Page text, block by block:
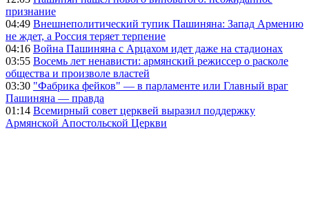
признание
04:49 Внешнеполитический тупик Пашиняна: Запад Армению
не ждет, а Россия теряет терпение
04:16 Война Пашиняна с Арцахом идет даже на стадионах
03:55 Восемь лет ненависти: армянский режиссер о расколе
общества и произволе властей
03:30 "Фабрика фейков" — в парламенте или Главный враг
Пашиняна — правда
01:14 Всемирный совет церквей выразил поддержку
Армянской Апостольской Церкви